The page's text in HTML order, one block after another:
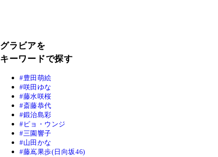
グラビアを
キーワードで探す
豊田萌絵
咲田ゆな
藤水咲桜
斎藤恭代
鍛治島彩
ピョ・ウンジ
三園響子
山田かな
藤嶌果歩(日向坂46)